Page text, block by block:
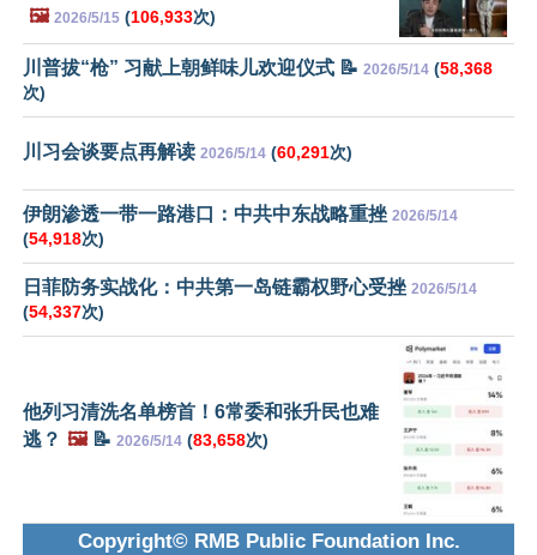
🖼️ 2026/5/15 (106,933次)
川普拔“枪” 习献上朝鲜味儿欢迎仪式 📝 2026/5/14 (58,368
次)
川习会谈要点再解读 2026/5/14 (60,291次)
伊朗渗透一带一路港口：中共中东战略重挫 2026/5/14
(54,918次)
日菲防务实战化：中共第一岛链霸权野心受挫 2026/5/14
(54,337次)
他列习清洗名单榜首！6常委和张升民也难
逃？ 🖼️📝 2026/5/14 (83,658次)
Copyright© RMB Public Foundation Inc.